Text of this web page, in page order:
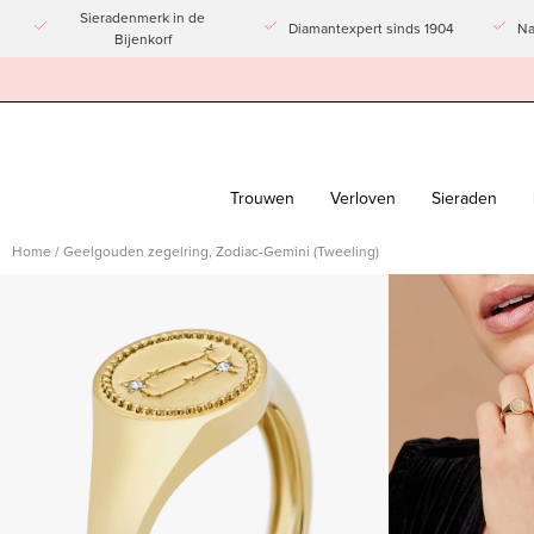
Sieradenmerk in de
Bijenkorf
Diamantexpert sinds 1904
Trouwen Verloven Sieraden
Home /Geelgouden zegelring, Zodiac-Gemini (Tweeling)